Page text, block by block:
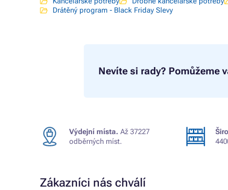
Drátěný program - Black Friday Slevy
Nevíte si rady? Pomůžeme
Výdejní místa. Až 37227
odběrných míst.
Zákazníci nás chválí